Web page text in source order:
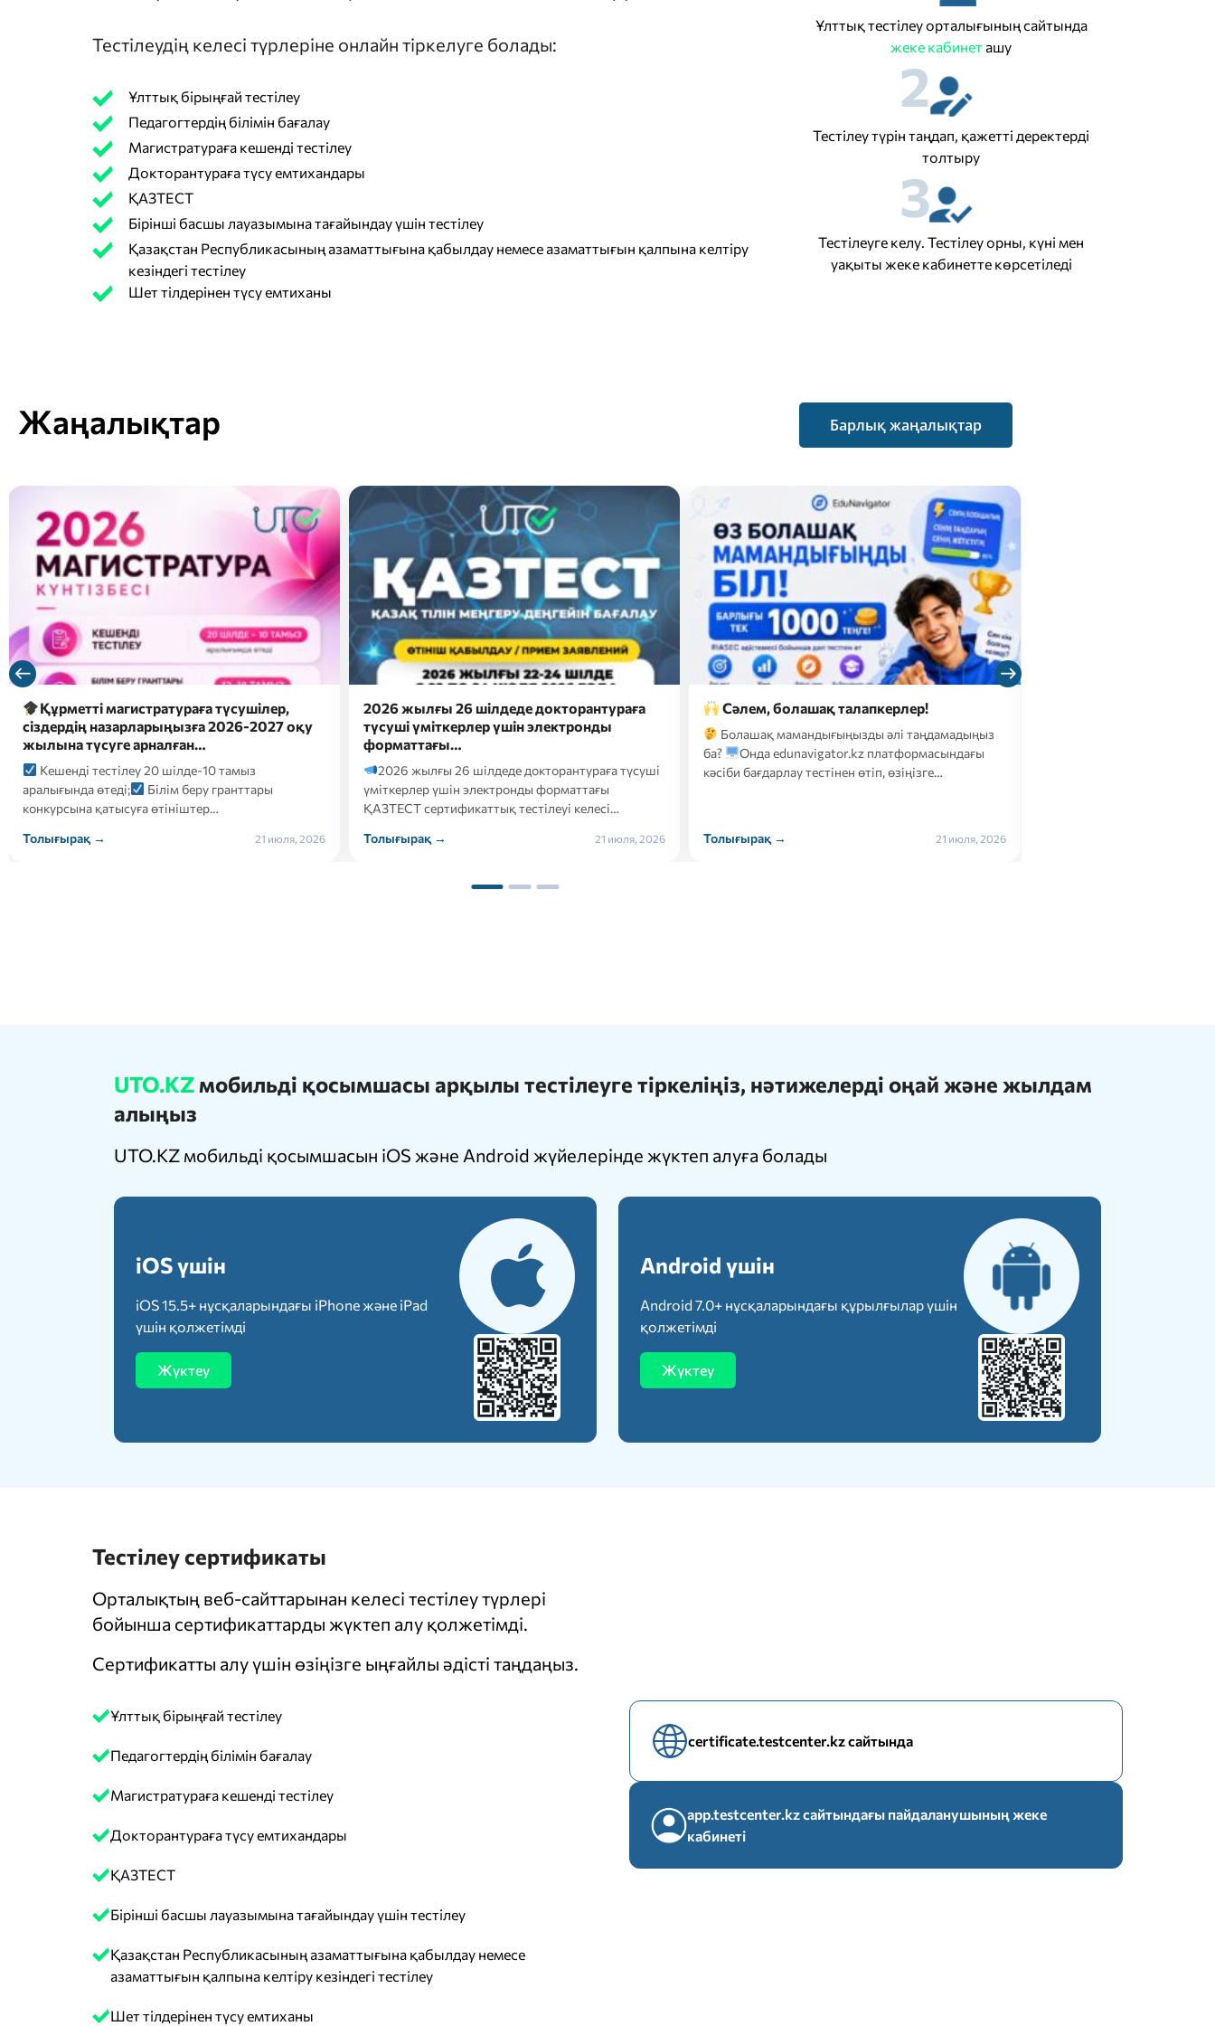
Тестілеудің келесі түрлеріне онлайн тіркелуге болады:
Ұлттық бірыңғай тестілеу
Педагогтердің білімін бағалау
Магистратураға кешенді тестілеу
Докторантураға түсу емтихандары
ҚАЗТЕСТ
Бірінші басшы лауазымына тағайындау үшін тестілеу
Қазақстан Республикасының азаматтығына қабылдау немесе азаматтығын қалпына келтіру
кезіндегі тестілеу
Шет тілдерінен түсу емтиханы
Ұлттық тестілеу орталығының сайтында
жеке кабинет ашу
2
Тестілеу түрін таңдап, қажетті деректерді
толтыру
3
Тестілеуге келу. Тестілеу орны, күні мен
уақыты жеке кабинетте көрсетіледі
Жаңалықтар Барлық жаңалықтар
Құрметті магистратураға түсушілер,
сіздердің назарларыңызға 2026-2027 оқу
жылына түсуге арналған…
Кешенді тестілеу 20 шілде-10 тамыз
аралығында өтеді;
Білім беру гранттары
конкурсына қатысуға өтініштер…
Толығырақ →
21 июля, 2026
2026 жылғы 26 шілдеде докторантураға
түсуші үміткерлер үшін электронды
форматтағы…
2026 жылғы 26 шілдеде докторантураға түсуші
үміткерлер үшін электронды форматтағы
ҚАЗТЕСТ сертификаттық тестілеуі келесі…
Толығырақ →
21 июля, 2026
Сәлем, болашақ талапкерлер!
Болашақ мамандығыңызды әлі таңдамадыңыз
ба?
Онда edunavigator.kz платформасындағы
кәсіби бағдарлау тестінен өтіп, өзіңізге…
Толығырақ → 21 июля, 2026
UTO.KZ мобильді қосымшасы арқылы тестілеуге тіркеліңіз, нәтижелерді оңай және жылдам
алыңыз
UTO.KZ мобильді қосымшасын iOS және Android жүйелерінде жүктеп алуға болады
iOS үшін
iOS 15.5+ нұсқаларындағы iPhone және iPad
үшін қолжетімді
Жүктеу
Android үшін
Android 7.0+ нұсқаларындағы құрылғылар үшін
қолжетімді
Жүктеу
Тестілеу сертификаты
Орталықтың веб-сайттарынан келесі тестілеу түрлері
бойынша сертификаттарды жүктеп алу қолжетімді.
Сертификатты алу үшін өзіңізге ыңғайлы әдісті таңдаңыз.
Ұлттық бірыңғай тестілеу
Педагогтердің білімін бағалау
Магистратураға кешенді тестілеу
Докторантураға түсу емтихандары
ҚАЗТЕСТ
Бірінші басшы лауазымына тағайындау үшін тестілеу
Қазақстан Республикасының азаматтығына қабылдау немесе
азаматтығын қалпына келтіру кезіндегі тестілеу
Шет тілдерінен түсу емтиханы
certificate.testcenter.kz сайтында
app.testcenter.kz сайтындағы пайдаланушының жеке
кабинеті